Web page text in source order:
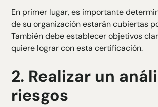
En primer lugar, es importante
de su organización estarán cubiertas
También debe establecer objetivos
quiere lograr con esta certificación.
2. Realizar un
riesgos